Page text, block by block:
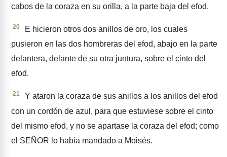
cabos de la coraza en su orilla, a la parte baja del efod.
20
E hicieron otros dos anillos de oro, los cuales
pusieron en las dos hombreras del efod, abajo en la parte
delantera, delante de su otra juntura, sobre el cinto del
efod.
21
Y ataron la coraza de sus anillos a los anillos del efod
con un cordón de azul, para que estuviese sobre el cinto
del mismo efod, y no se apartase la coraza del efod; como
el SEÑOR lo había mandado a Moisés.